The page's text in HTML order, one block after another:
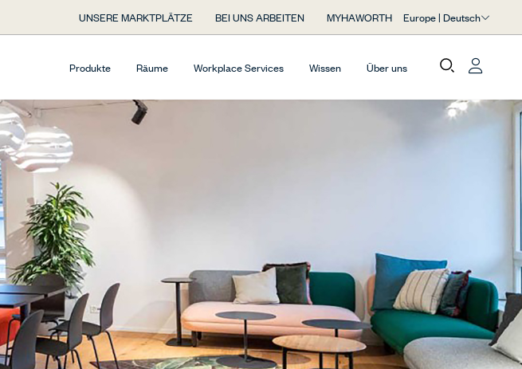
UNSERE MARKTPLÄTZE BEI UNS ARBEITEN MYHAWORTH Europe | Deutsch
Produkte Räume Workplace Services Wissen Über uns